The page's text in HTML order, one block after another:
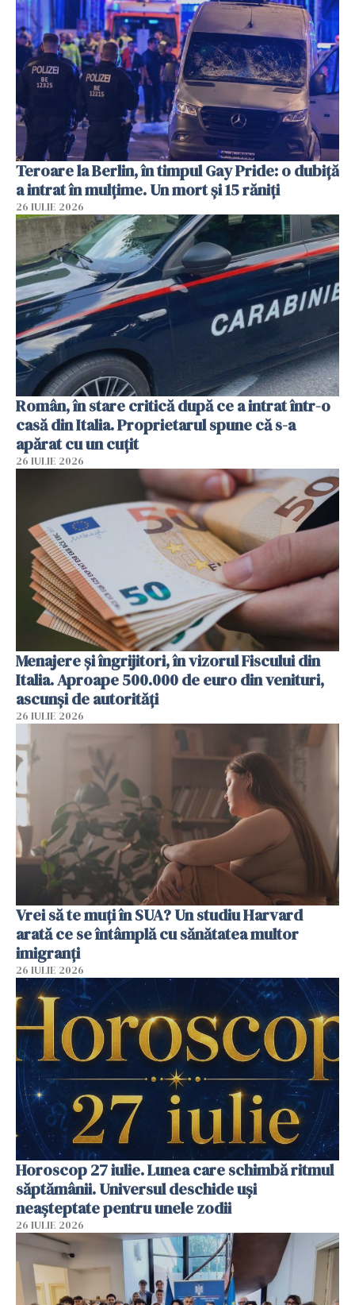
Teroare la Berlin, în timpul Gay Pride: o dubiță
a intrat în mulțime. Un mort și 15 răniți
26 IULIE 2026
Român, în stare critică după ce a intrat într-o
casă din Italia. Proprietarul spune că s-a
apărat cu un cuțit
26 IULIE 2026
Menajere și îngrijitori, în vizorul Fiscului din
Italia. Aproape 500.000 de euro din venituri,
ascunși de autorități
26 IULIE 2026
Vrei să te muți în SUA? Un studiu Harvard
arată ce se întâmplă cu sănătatea multor
imigranți
26 IULIE 2026
Horoscop 27 iulie. Lunea care schimbă ritmul
săptămânii. Universul deschide uși
neașteptate pentru unele zodii
26 IULIE 2026